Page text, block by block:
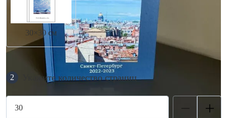
30×30 см
2 Укажите количество страниц